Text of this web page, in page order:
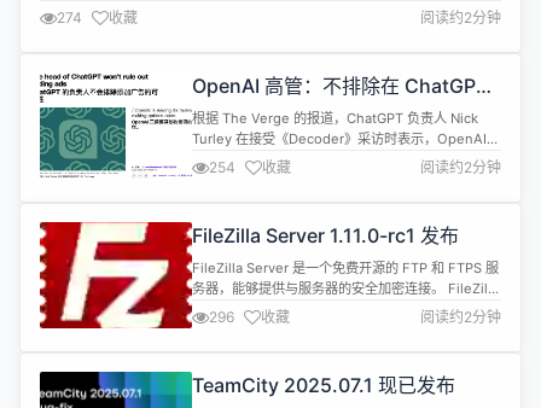
商用落地日均Tokens消耗量增长近10倍，2024年中国公有云大模型调用量累
计114.2万亿Tokens（不包含使用海外MaaS平台的调用量）。 生成式AI的快
速发展不仅显著提升了企业应用的智能化体验与整体运营效率，...
274 收藏 阅读约2分钟
OpenAI 高管：不排除在 ChatGPT
内插入广告的可能
根据 The Verge 的报道，ChatGPT 负责人 Nick
Turley 在接受《Decoder》采访时表示，OpenAI
不排除为 ChatGPT 添加广告的可能性，认为 “保留
选择权是明智的”，但强调若引入广告需 “深思熟虑且
得体”。 Nick Turley 提到，ChatGPT 本身可能并非
可能推出...
254 收藏 阅读约2分钟
FileZilla Server 1.11.0-rc1 发布
FileZilla Server 是一个免费开源的 FTP 和 FTPS 服
务器，能够提供与服务器的安全加密连接。 FileZilla
Server 1.11.0-rc1 现已发布，更新内容如下： 新功
能： 支持挂载点的“只写”模式。 向服务器添加了--
version 选项。 FTP：在 LIST、NLST、MLSD 和
296 收藏 阅读约2分钟
TeamCity 2025.07.1 现已发布